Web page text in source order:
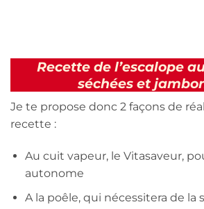
Recette de l’escalope
séchées et
Je te propose donc 2 façons de
recette :
Au cuit vapeur, le Vitasaveur,
autonome
A la poêle, qui nécessitera de la